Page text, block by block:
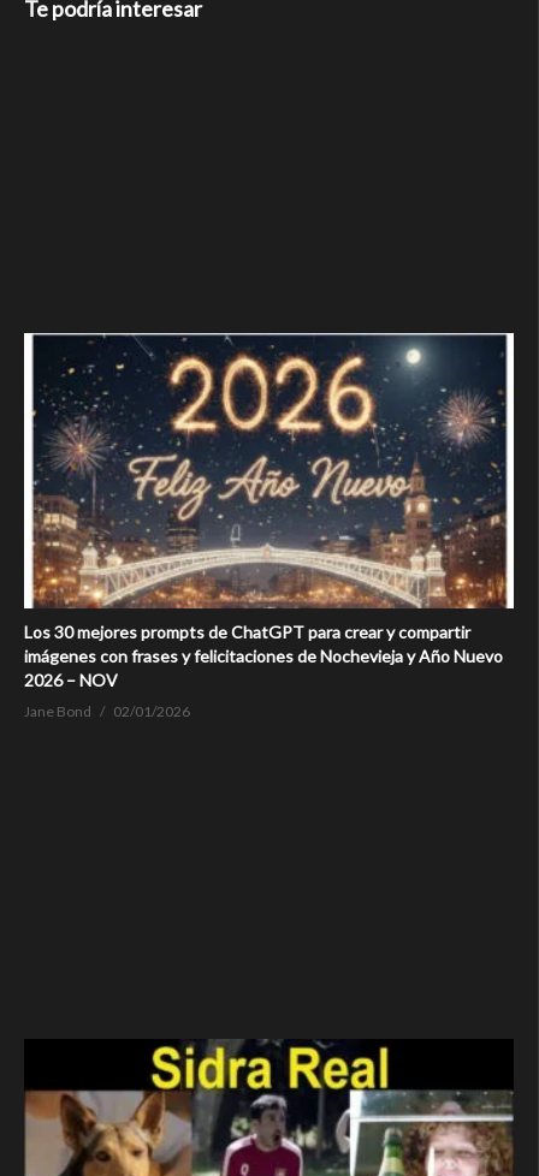
Te podría interesar
Los 30 mejores prompts de ChatGPT para crear y compartir
imágenes con frases y felicitaciones de Nochevieja y Año Nuevo
2026 – NOV
Jane Bond 02/01/2026